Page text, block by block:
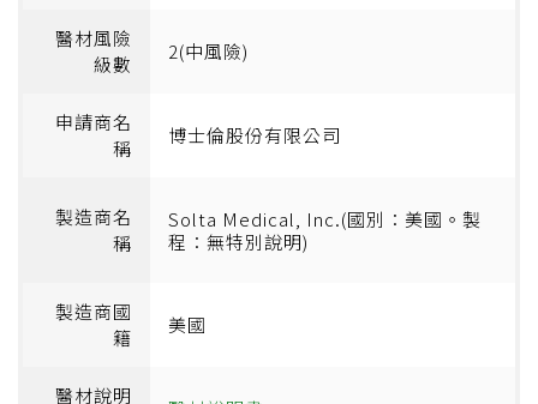
醫材風險
級數
2(中風險)
申請商名
稱
博士倫股份有限公司
製造商名
稱
Solta Medical, Inc.(國別：美國。製
程：無特別說明)
製造商國
籍
美國
醫材說明